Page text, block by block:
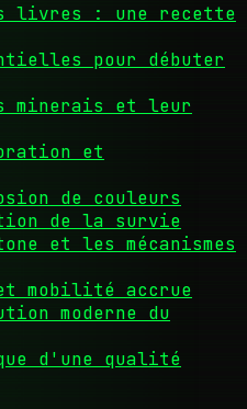
livres : une recette
pour débuter
minerais et leur
et
de couleurs
de la survie
et les mécanismes
mobilité accrue
moderne du
d'une qualité